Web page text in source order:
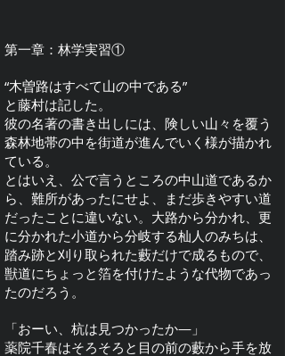
第一章：林学実習①
“木曽路はすべて山の中である”
と藤村は記した。
彼の名著の書き出しには、険しい山々を覆う
森林地帯の中を街道が進んでいく様が描かれ
ている。
とはいえ、公で言うところの中山道であるか
ら、難所があったにせよ、まだ歩きやすい道
だったことに違いない。大路から分かれ、 更
に分かれた小道から分岐する杣人のみちは、
踏み跡と刈り取られた藪だけで成るもので、
獣道にちょっと箔を付けたような代物であっ
たのだろう。
「おーい、杭は見つかったか―」
薬院千春はそろそろと目の前の藪から手を放